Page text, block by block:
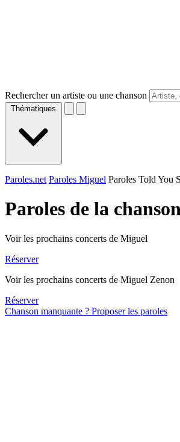
Rechercher un artiste ou une chanson
Thématiques
Paroles.net Paroles Miguel Paroles Told You
Paroles de la
Voir les prochains concerts de Miguel
Réserver
Voir les prochains concerts de Miguel Zenon
Réserver
Chanson manquante ? Proposer les paroles